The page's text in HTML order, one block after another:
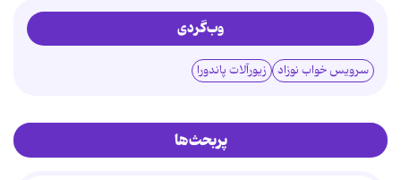
وب‌گردی
سرویس خواب نوزاد زیورآلات پاندورا
پربحث‌ها